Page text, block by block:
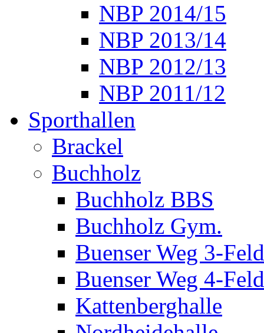
NBP 2014/15
NBP 2013/14
NBP 2012/13
NBP 2011/12
Sporthallen
Brackel
Buchholz
Buchholz BBS
Buchholz Gym.
Buenser Weg 3-Feld
Buenser Weg 4-Feld
Kattenberghalle